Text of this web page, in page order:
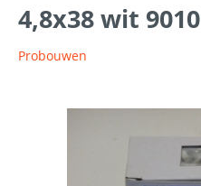
4,8x38 wit 9010
Probouwen